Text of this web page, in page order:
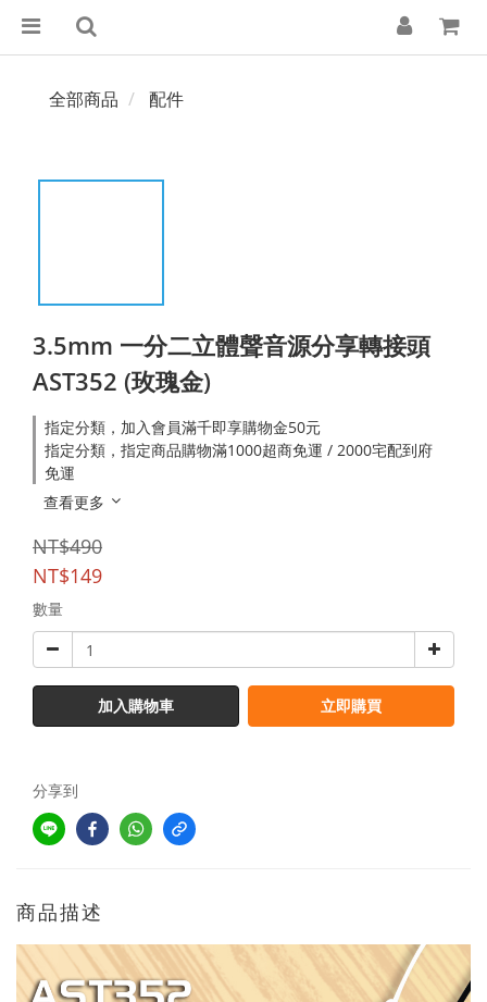
全部商品 配件
3.5mm 一分二立體聲音源分享轉接頭
AST352 (玫瑰金)
指定分類，加入會員滿千即享購物金50元
指定分類，指定商品購物滿1000超商免運 / 2000宅配到府
免運
查看更多
NT$490
NT$149
數量
加入購物車 立即購買
分享到
商品描述